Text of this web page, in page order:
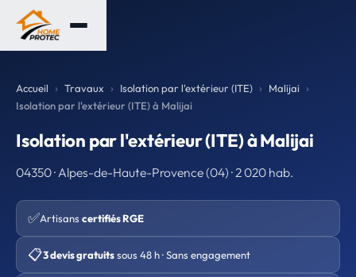
Accueil Travaux Isolation par l'extérieur (ITE)
Malijai
Isolation par l'extérieur (ITE) à Malijai
Isolation par l'extérieur (ITE) à Malijai
04350 · Alpes-de-Haute-Provence (04) · 2 020 hab.
✅Artisans certifiés RGE
📋3 devis gratuitssous 48 h · Sans engagement